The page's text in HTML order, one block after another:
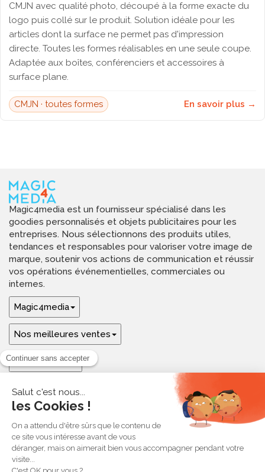
CMJN avec qualité photo, découpé à la forme exacte du
logo puis collé sur le produit. Solution idéale pour les
articles dont la surface ne permet pas d'impression
directe. Toutes les formes réalisables en une seule coupe.
Adaptée aux boîtes, conférenciers et accessoires à
surface plane.
CMJN · toutes formes En savoir plus →
Magic4media est un fournisseur spécialisé dans les
goodies personnalisés et objets publicitaires pour les
entreprises. Nous sélectionnons des produits utiles,
tendances et responsables pour valoriser votre image de
marque, soutenir vos actions de communication et réussir
vos opérations événementielles, commerciales ou
internes.
Magic4media
Nos meilleures ventes
Guides & aide
Ressources & inspirations